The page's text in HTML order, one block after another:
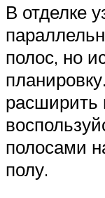
В отделке
полос, но
расширить
полосами
полу.